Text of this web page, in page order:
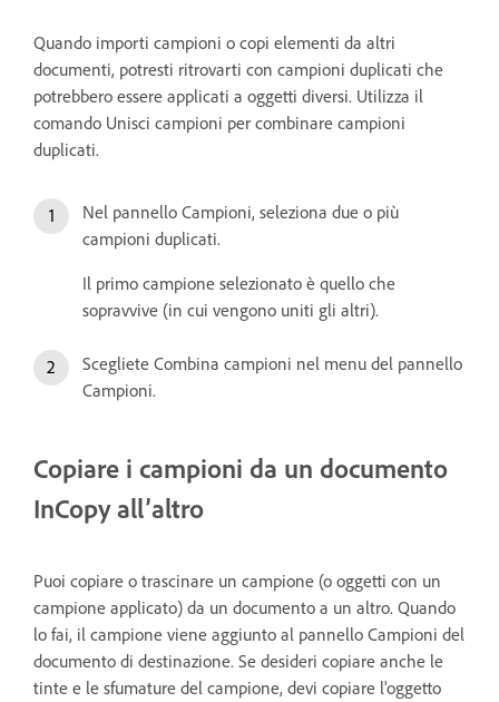
Quando importi campioni o copi elementi da altri
documenti, potresti ritrovarti con campioni duplicati che
potrebbero essere applicati a oggetti diversi. Utilizza il
comando Unisci campioni per combinare campioni
duplicati.
Nel pannello Campioni, seleziona due o più
campioni duplicati.
Il primo campione selezionato è quello che
sopravvive (in cui vengono uniti gli altri).
Scegliete Combina campioni nel menu del pannello
Campioni.
Copiare i campioni da un documento
InCopy all’altro
Puoi copiare o trascinare un campione (o oggetti con un
campione applicato) da un documento a un altro. Quando
lo fai, il campione viene aggiunto al pannello Campioni del
documento di destinazione. Se desideri copiare anche le
tinte e le sfumature del campione, devi copiare l'oggetto